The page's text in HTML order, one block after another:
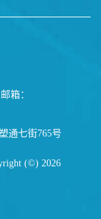
邮箱：
通七街765号
(©) 2026